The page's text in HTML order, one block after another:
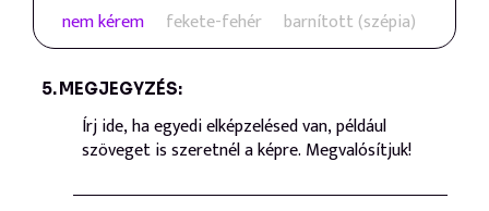
nem kérem fekete-fehér barnított (szépia)
5. MEGJEGYZÉS: